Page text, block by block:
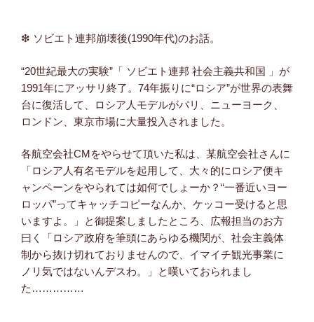
❇ ソビエト連邦崩壊後(1990年代)のお話。
“20世紀最大の実験”「 ソビエト連邦 社会主義共和国 」が
1991年にアッサリ終了。74年振りに“ロシア”が世界の表舞
台に復活して、ロシア人モデルがパリ、ニューヨーク、
ロンドン、東京市場に大量投入されました。
各航空会社CMをやらせて頂いた私は、某航空会社さんに
「ロシア人有名モデルを起用して、大々的にロシア便キ
ャンペーンをやられては如何でしょーか？“一番近いヨー
ロッパ”ってキャッチコピーなんか、ケッコー受けると思
いますよ。」と御提案しましたところ、広報担当のお方
曰く「ロシア政府を筆頭にあらゆる機関が、社会主義体
制から抜け切れておりませんので、イマイチ観光事業に
ノリ気ではないんデスわ。」と嘆いておられまし
た……………